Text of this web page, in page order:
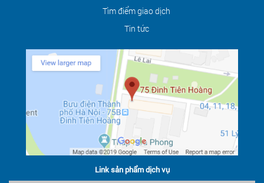
Tìm điểm giao dịch
Tin tức
Link sản phẩm dịch vụ